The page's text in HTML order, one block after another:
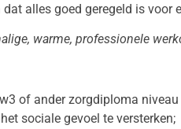
alles goed geregeld is voor
warme, professionele
of ander zorgdiploma niveau
sociale gevoel te versterken;